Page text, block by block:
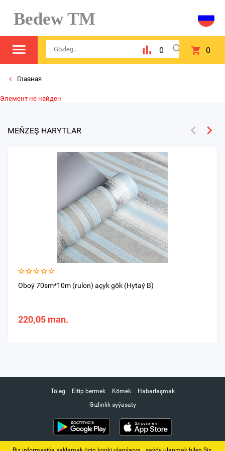
Bedew TM
0 0
Главная
Элемент не найден
MEŇZEŞ HARYTLAR
Oboý 70sm*10m (rulon) açyk gök (Hytaý B)
220,05 man.
Töleg Eltip bermek Kömek
Habarlaşmak
Gizlinlik syýasaty